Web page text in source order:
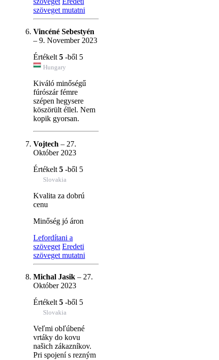
szöveget mutatni
Vincéné Sebestyén
– 9. November 2023
Értékelt 5 -ből 5
Hungary
Kiváló minőségű
fúrószár fémre
szépen hegysere
köszörült éllel. Nem
kopik gyorsan.
Vojtech – 27.
Október 2023
Értékelt 5 -ből 5
Slovakia
Kvalita za dobrú
cenu
Minőség jó áron
Lefordítani a
szöveget Eredeti
szöveget mutatni
Michal Jasik – 27.
Október 2023
Értékelt 5 -ből 5
Slovakia
Veľmi obľúbené
vrtáky do kovu
našich zákazníkov.
Pri spojení s rezným